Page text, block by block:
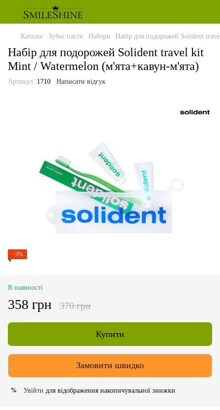
Каталог Зубні пасти Набори Набір для подорожей Solident
Набір для подорожей Solident travel kit
Mint / Watermelon (м'ята+кавун-м'ята)
Артикул: 1710 Написати відгук
−3%
В наявності
358 грн 370 грн
Купити
Замовити швидко
% Увійти для відображення накопичувальної знижки